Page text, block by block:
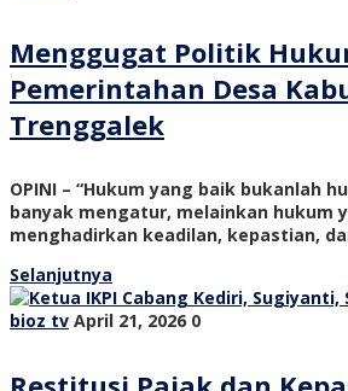
Menggugat Politik
Pemerintahan Desa
Trenggalek
OPINI – “Hukum yang baik bukanlah
banyak mengatur, melainkan hukum
menghadirkan keadilan, kepastian,
Selanjutnya
bioz tv April 21, 2026 0